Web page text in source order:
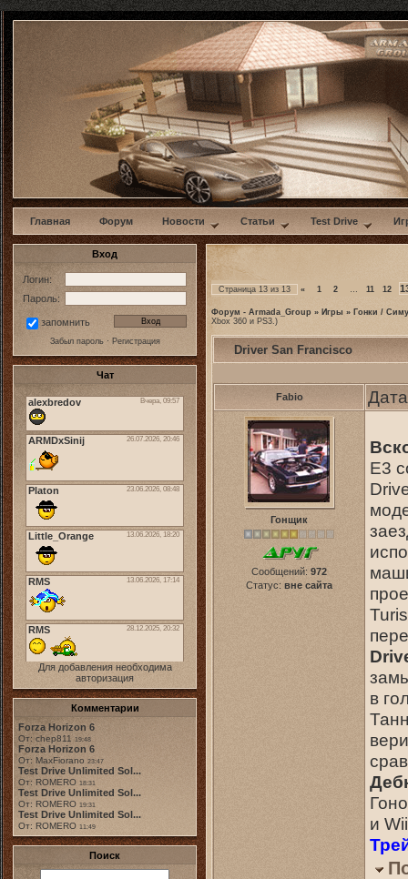
w
Главная Форум Новости Статьи Test Drive
Вход
Логин:
Пароль:
запомнить
Забыл пароль· Регистрация
Чат
Для добавления необходима
авторизация
Комментарии
Forza Horizon 6
От: chep811 19:48
Forza Horizon 6
От: MaxFiorano 23:47
Test Drive Unlimited Sol...
От: ROMERO 18:31
Test Drive Unlimited Sol...
От: ROMERO 19:31
Test Drive Unlimited Sol...
От: ROMERO 11:49
Поиск
Страница 13 из 13 « 1 2 … 11 12
Форум - Armada_Group » Игры » Гонки /
Xbox 360 и PS3.)
Driver San Francisco
Fabio
Гонщик
Сообщений: 972
Статус: вне сайта
E3
в
и